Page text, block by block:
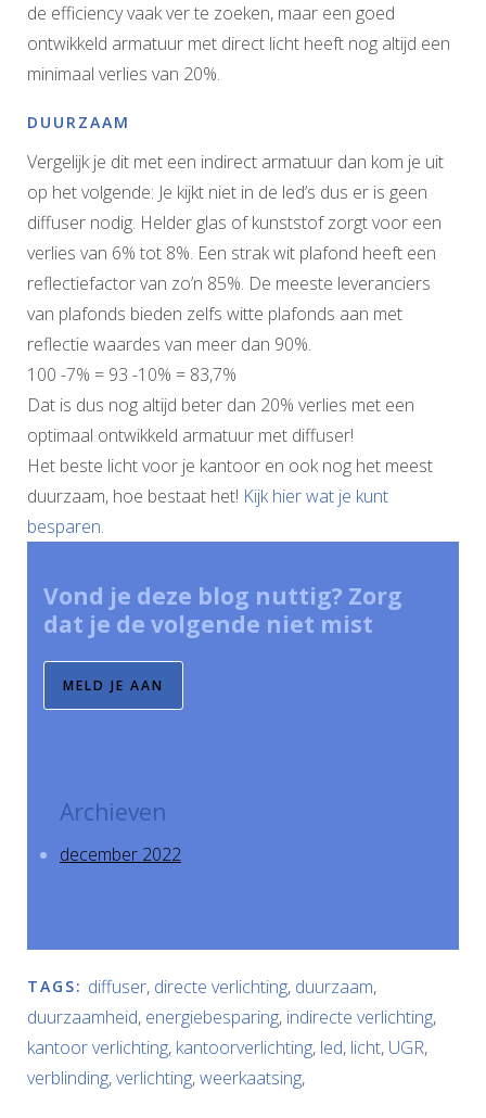
de efficiency vaak ver te zoeken, maar een goed
ontwikkeld armatuur met direct licht heeft nog altijd een
minimaal verlies van 20%.
DUURZAAM
Vergelijk je dit met een indirect armatuur dan kom je uit
op het volgende: Je kijkt niet in de led’s dus er is geen
diffuser nodig. Helder glas of kunststof zorgt voor een
verlies van 6% tot 8%. Een strak wit plafond heeft een
reflectiefactor van zo’n 85%. De meeste leveranciers
van plafonds bieden zelfs witte plafonds aan met
reflectie waardes van meer dan 90%.
100 -7% = 93 -10% = 83,7%
Dat is dus nog altijd beter dan 20% verlies met een
optimaal ontwikkeld armatuur met diffuser!
Het beste licht voor je kantoor en ook nog het meest
duurzaam, hoe bestaat het! Kijk hier wat je kunt
besparen.
Vond je deze blog nuttig? Zorg
dat je de volgende niet mist
MELD JE AAN
Archieven
december 2022
TAGS: diffuser, directe verlichting, duurzaam,
duurzaamheid, energiebesparing, indirecte verlichting,
kantoor verlichting, kantoorverlichting, led, licht, UGR,
verblinding,verlichting,weerkaatsing,